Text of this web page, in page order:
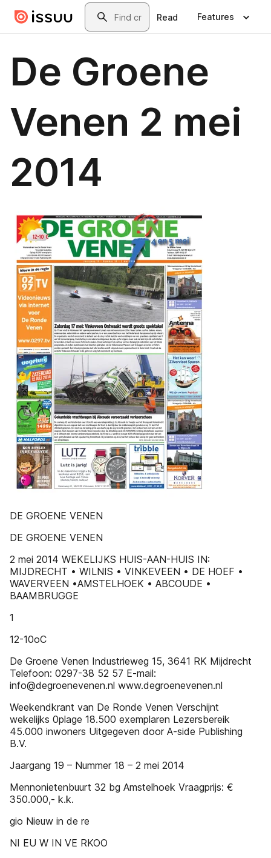
Skip to main contentSearch
Read Features
De Groene
Venen 2 mei
2014
DE GROENE VENEN
DE GROENE VENEN
2 mei 2014 WEKELIJKS HUIS-AAN-HUIS IN:
MIJDRECHT • WILNIS • VINKEVEEN • DE HOEF •
WAVERVEEN •AMSTELHOEK • ABCOUDE •
BAAMBRUGGE
1
12-10oC
De Groene Venen Industrieweg 15, 3641 RK Mijdrecht
Telefoon: 0297-38 52 57 E-mail:
info@degroenevenen.nl www.degroenevenen.nl
Weekendkrant van De Ronde Venen Verschijnt
wekelijks 0plage 18.500 exemplaren Lezersbereik
45.000 inwoners Uitgegeven door A-side Publishing
B.V.
Jaargang 19 – Nummer 18 – 2 mei 2014
Mennonietenbuurt 32 bg Amstelhoek Vraagprijs: €
350.000,- k.k.
gio Nieuw in de re
NI EU W IN VE RKOO